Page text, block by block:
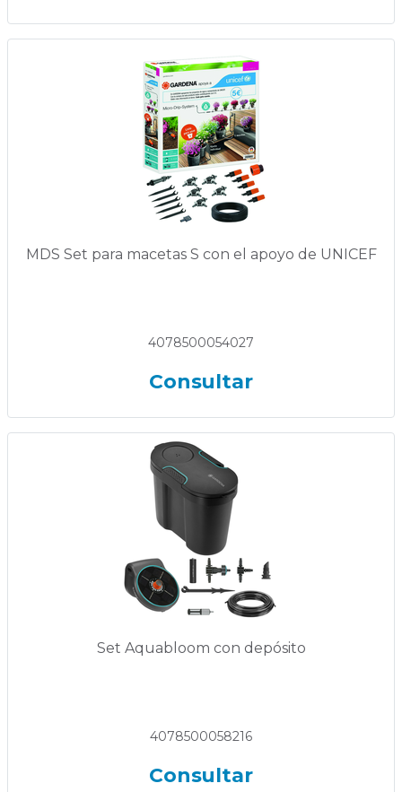
MDS Set para macetas S con el apoyo de UNICEF
4078500054027
Consultar
Set Aquabloom con depósito
4078500058216
Consultar